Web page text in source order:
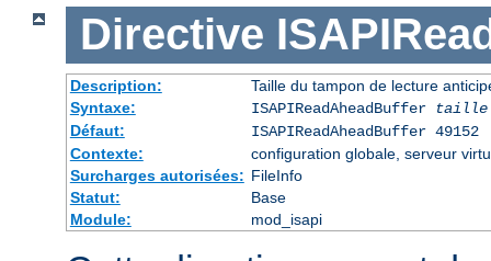
Directive
Description:
Taille du tampon de lecture
Syntaxe:
ISAPIReadAheadBuffer
taille
Défaut:
ISAPIReadAheadBuffer 49152
Contexte:
configuration globale, serveur
Surcharges autorisées: FileInfo
Statut:
Base
Module:
mod_isapi